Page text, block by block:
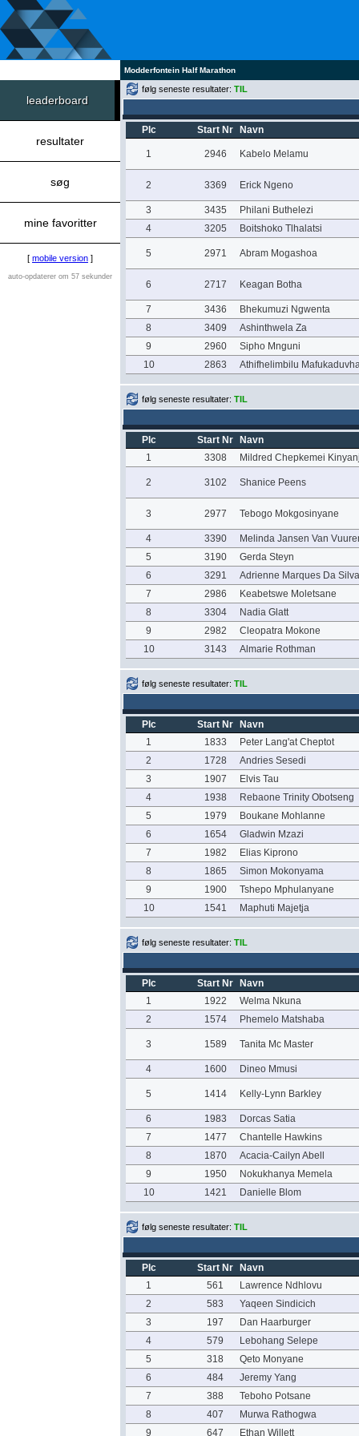
Modderfontein Half Marathon
leaderboard
resultater
søg
mine favoritter
[ mobile version ]
auto-opdaterer om 57 sekunder
følg seneste resultater: TIL
Plc Start Nr Navn
1 2946 Kabelo Melamu
2 3369 Erick Ngeno
3 3435
Philani Buthelezi
4
3205 Boitshoko Tlhalatsi
5 2971 Abram Mogashoa
6 2717 Keagan Botha
7 3436
Bhekumuzi Ngwenta
8
3409
Ashinthwela Za
9
2960
Sipho Mnguni
10
2863 Athifhelimbilu
følg seneste resultater: TIL
Plc Start Nr
Navn
1
3308 Mildred Chepkemei
2 3102 Shanice Peens
3 2977 Tebogo Mokgosinyane
4 3390
Melinda Jansen Van
5
3190
Gerda Steyn
6
3291
Adrienne Marques Da Silva
7
2986
Keabetswe Moletsane
8
3304
Nadia Glatt
9
2982
Cleopatra Mokone
10
3143 Almarie Rothman
følg seneste resultater: TIL
Plc Start Nr
Navn
1
1833
Peter Lang'at Cheptot
2
1728
Andries Sesedi
3
1907
Elvis Tau
4
1938
Rebaone Trinity Obotseng
5
1979
Boukane Mohlanne
6
1654
Gladwin Mzazi
7
1982
Elias Kiprono
8
1865
Simon Mokonyama
9
1900
Tshepo Mphulanyane
10
1541 Maphuti Majetja
følg seneste resultater: TIL
Plc Start Nr
Navn
1
1922
Welma Nkuna
2
1574 Phemelo Matshaba
3 1589 Tanita Mc Master
4 1600 Dineo Mmusi
5 1414 Kelly-Lynn Barkley
6 1983
Dorcas Satia
7
1477
Chantelle Hawkins
8
1870
Acacia-Cailyn Abell
9
1950
Nokukhanya Memela
10
1421 Danielle Blom
følg seneste resultater: TIL
Plc Start Nr
Navn
1
561
Lawrence Ndhlovu
2
583
Yaqeen Sindicich
3
197
Dan Haarburger
4
579
Lebohang Selepe
5
318
Qeto Monyane
6
484
Jeremy Yang
7
388
Teboho Potsane
8
407
Murwa Rathogwa
9
647 Ethan Willett